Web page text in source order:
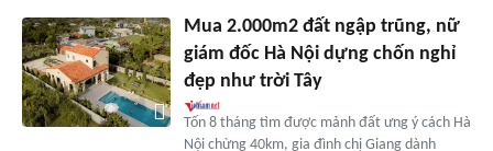
Mua 2.000m2 đất ngập trũng, nữ
giám đốc Hà Nội dựng chốn nghỉ
đẹp như trời Tây
Tốn 8 tháng tìm được mảnh đất ưng ý cách Hà
Nội chừng 40km, gia đình chị Giang dành